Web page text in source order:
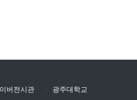
버전시관 광주대학교